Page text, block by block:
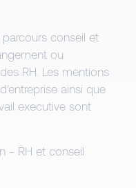
conseil et
ou
RH. Les mentions
ainsi que
executive sont
- RH et conseil